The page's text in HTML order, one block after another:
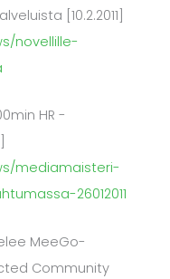
[10.2.2011]
novellille-
HR -
mediamaisteri-
26012011
MeeGo-
Community